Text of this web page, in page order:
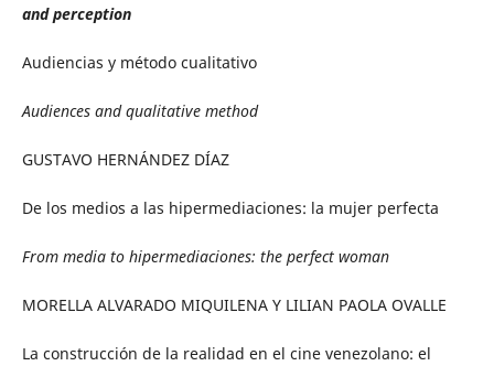
and perception
Audiencias y método cualitativo
Audiences and qualitative method
GUSTAVO HERNÁNDEZ DÍAZ
De los medios a las hipermediaciones: la mujer perfecta
From media to hipermediaciones: the perfect woman
MORELLA ALVARADO MIQUILENA Y LILIAN PAOLA OVALLE
La construcción de la realidad en el cine venezolano: el